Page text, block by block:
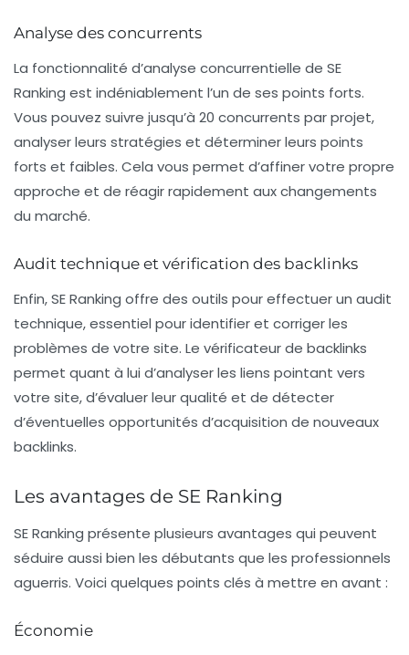
Analyse des concurrents
La fonctionnalité d’analyse concurrentielle de SE
Ranking est indéniablement l’un de ses points forts.
Vous pouvez suivre jusqu’à 20 concurrents par projet,
analyser leurs stratégies et déterminer leurs points
forts et faibles. Cela vous permet d’affiner votre propre
approche et de réagir rapidement aux changements
du marché.
Audit technique et vérification des backlinks
Enfin, SE Ranking offre des outils pour effectuer un audit
technique, essentiel pour identifier et corriger les
problèmes de votre site. Le vérificateur de backlinks
permet quant à lui d’analyser les liens pointant vers
votre site, d’évaluer leur qualité et de détecter
d’éventuelles opportunités d’acquisition de nouveaux
backlinks.
Les avantages de SE Ranking
SE Ranking présente plusieurs avantages qui peuvent
séduire aussi bien les débutants que les professionnels
aguerris. Voici quelques points clés à mettre en avant :
Économie